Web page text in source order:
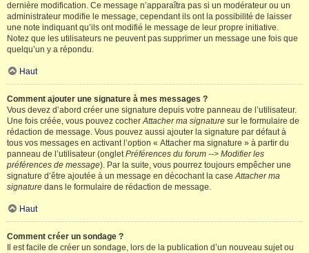
dernière modification. Ce message n’apparaîtra pas si un modérateur ou un
administrateur modifie le message, cependant ils ont la possibilité de laisser
une note indiquant qu’ils ont modifié le message de leur propre initiative.
Notez que les utilisateurs ne peuvent pas supprimer un message une fois que
quelqu’un y a répondu.
Haut
Comment ajouter une signature à mes messages ?
Vous devez d’abord créer une signature depuis votre panneau de l’utilisateur.
Une fois créée, vous pouvez cocherAttacher ma signature sur le formulaire de
rédaction de message. Vous pouvez aussi ajouter la signature par défaut à
tous vos messages en activant l’option « Attacher ma signature » à partir du
panneau de l’utilisateur (ongletPréférences du forum --> Modifier les
préférences de message). Par la suite, vous pourrez toujours empêcher une
signature d’être ajoutée à un message en décochant la caseAttacher ma
signature dans le formulaire de rédaction de message.
Haut
Comment créer un sondage ?
Il est facile de créer un sondage, lors de la publication d’un nouveau sujet ou